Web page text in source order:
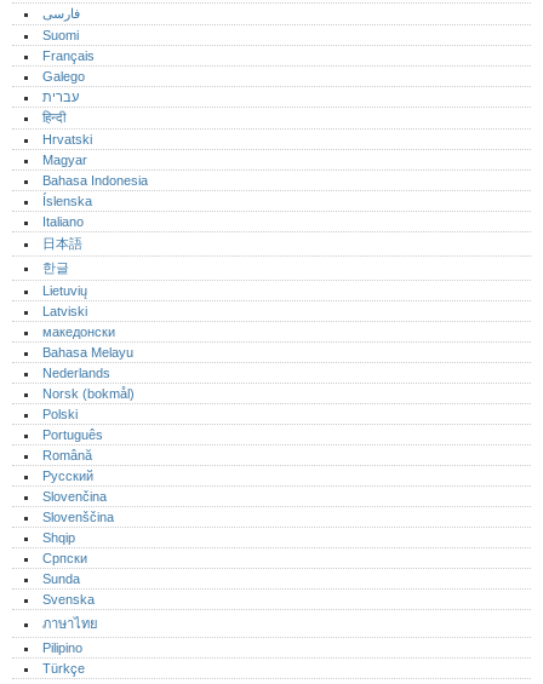
فارسی
Suomi
Français
Galego
עברית
हिन्दी
Hrvatski
Magyar
Bahasa Indonesia
Íslenska
Italiano
日本語
한글
Lietuvių
Latviski
македонски
Bahasa Melayu
Nederlands
Norsk (bokmål)‎
Polski
Português‎
Română
Русский
Slovenčina
Slovenščina
Shqip
Српски
Sunda
Svenska
ภาษาไทย
Pilipino
Türkçe